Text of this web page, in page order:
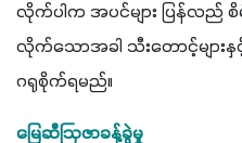
လိုက်ပါက အပင်များ ပြန်လည် စိ
လိုက်သောအခါ သီးတောင့်များနှ
ဂရုစိုက်ရမည်။
မြေဆီဩဇာခန့်ခွဲမှု